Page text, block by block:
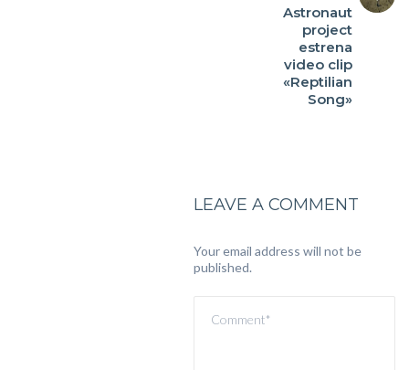
Astronaut
project
estrena
video clip
«Reptilian
Song»
LEAVE A COMMENT
Your email address will not be
published.